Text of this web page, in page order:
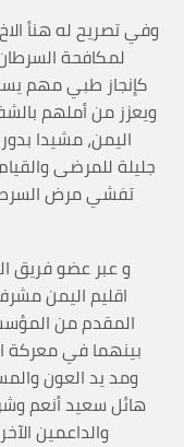
وفي تصريح له هنأ
كإنجاز طبي مهم
ويعزز من أملهم
اليمن، مشيدا
جليلة للمرضى
تفشي مرض
و عبر عضو فريق
اقليم اليمن
المقدم من
بينهما في معركة
ومد يد العون
هائل سعيد أنعم
والداعمين